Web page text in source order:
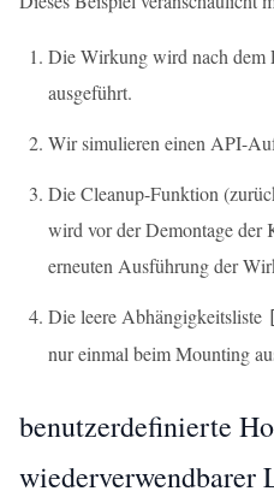
Die Wirkung wird nach dem
ausgeführt.
Wir simulieren einen API-
Die Cleanup-Funktion
wird vor der Demontage der
erneuten Ausführung der
Die leere Abhängigkeitsliste
nur einmal beim Mounting
benutzerdefinierte
wiederverwendbarer